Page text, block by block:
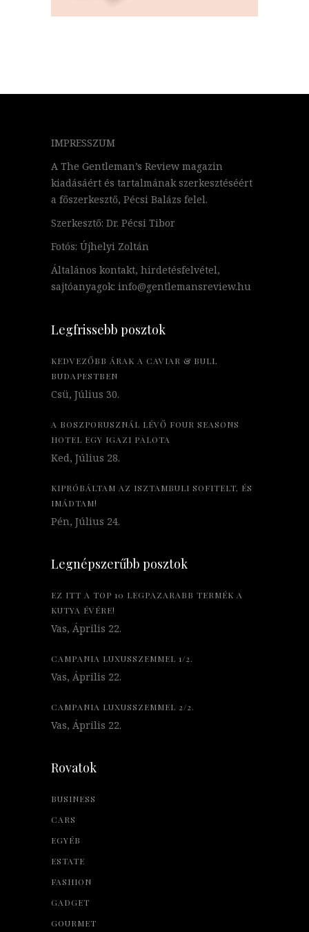
IMPRESSZUM
A The Gentleman’s Review magazin
kiadásáért és tartalmának szerkesztéséért
a főszerkesztő, Pécsi Balázs felel.
Szerkesztő: Dr. Pécsi Tibor
Fotós: Újhelyi Zoltán
Általános kontakt, hirdetésfelvétel,
sajtóanyagok: info@gentlemansreview.hu
Legfrissebb posztok
KEDVEZŐBB ÁRAK A CAVIAR & BULL
BUDAPESTBEN
Csü, Július 30.
A BOSZPORUSZNÁL LÉVŐ FOUR SEASONS
HOTEL EGY IGAZI PALOTA
Ked, Július 28.
KIPRÓBÁLTAM AZ ISZTAMBULI SOFITELT, ÉS
IMÁDTAM!
Pén, Július 24.
Legnépszerűbb posztok
EZ ITT A TOP 10 LEGPAZARABB TERMÉK A
KUTYA ÉVÉRE!
Vas, Április 22.
CAMPANIA LUXUSSZEMMEL 1/2.
Vas, Április 22.
CAMPANIA LUXUSSZEMMEL 2/2.
Vas, Április 22.
Rovatok
BUSINESS
CARS
EGYÉB
ESTATE
FASHION
GADGET
GOURMET